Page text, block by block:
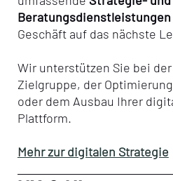
Beratungsdienstleistungen
Geschäft auf das nächste
Wir unterstützen Sie bei
Zielgruppe, der
oder dem Ausbau Ihrer
Plattform.
Mehr zur digitalen Strategie